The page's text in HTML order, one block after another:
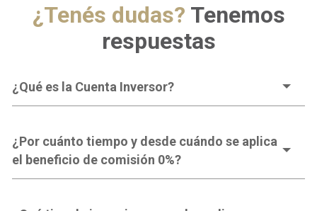
¿Tenés dudas? Tenemos
respuestas
¿Qué es la Cuenta Inversor?
¿Por cuánto tiempo y desde cuándo se aplica
el beneficio de comisión 0%?